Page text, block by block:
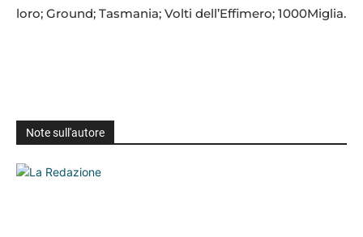
loro; Ground; Tasmania; Volti dell’Effimero; 1000Miglia.
Note sull'autore